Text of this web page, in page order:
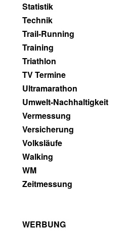
Statistik
Technik
Trail-Running
Training
Triathlon
TV Termine
Ultramarathon
Umwelt-Nachhaltigkeit
Vermessung
Versicherung
Volksläufe
Walking
WM
Zeitmessung
WERBUNG